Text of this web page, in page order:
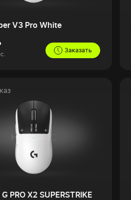
V3 Pro White
Заказать
PRO X2 SUPERSTRIKE